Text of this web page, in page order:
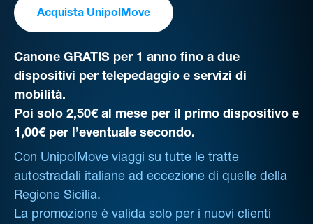
Acquista UnipolMove
Canone GRATIS per 1 anno fino a due
dispositivi per telepedaggio e servizi di
mobilità.
Poi solo 2,50€ al mese per il primo dispositivo e
1,00€ per l’eventuale secondo.
Con UnipolMove viaggi su tutte le tratte
autostradali italiane ad eccezione di quelle della
Regione Sicilia.
La promozione è valida solo per i nuovi clienti